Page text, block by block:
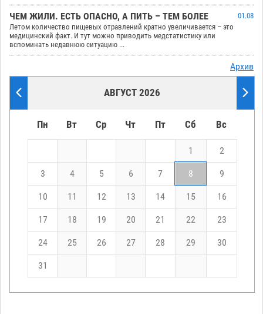
ЧЕМ ЖИЛИ. ЕСТЬ ОПАСНО, А ПИТЬ – ТЕМ БОЛЕЕ
01.08
Летом количество пищевых отравлений кратно увеличивается – это
медицинский факт. И тут можно приводить медстатистику или
вспоминать недавнюю ситуацию ...
Архив
АВГУСТ 2026
Пн Вт Ср Чт Пт Сб Вс
1 2
3 4 5 6 7 8 9
10 11 12 13 14 15 16
17 18 19 20 21 22 23
24 25 26 27 28 29 30
31